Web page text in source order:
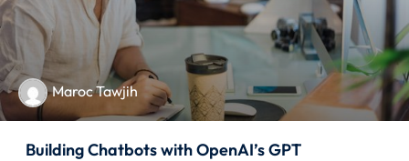
Maroc Tawjih
Building Chatbots with OpenAI’s GPT